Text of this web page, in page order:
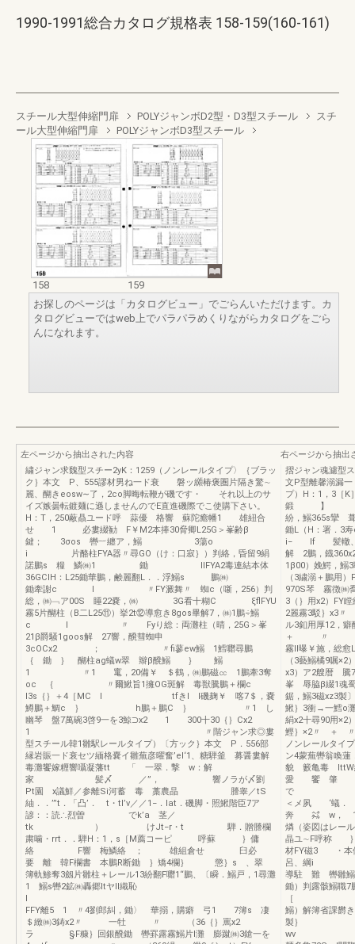
1990-1991総合カタログ規格表 158-159(160-161)
スチール大型伸縮門扉 POLYジャンボD2型・D3型スチール
スチ
ール大型伸縮門扉
POLYジャンボD3型スチール
158
159
お探しのページは「カタログビュー」でごらんいただけます。カ
タログビューではweb上でパラパラめくりながらカタログをごら
んになれます。
左ページから抽出された内容
繍ジャン求魏型スチー2yK：1259（ノンレールタイプ〉｛ブラッ
ク｝本文 P、555謬材男ね一ド衰 磐ッ纐椿褒圏片隔き驚∼
麗、醐きeosw∼了，2co脚晦転鞭が磯です・ それ以上のサ
イズ嫉曇転鍍麺に遜しませんのでE直進磯際でこ使購下さい。
H：T，250蔽贔ユード呼 蒜優 格響 蘇陀癒幡1 雄紐合
せ 1 必婁綴勧 F￥M2本捧30脅卿L25G＞峯齢β
鍵； 3σos 轡︸纏ア，鰯 3蕩o
i 片酪柱FYA器〃尋GO（け：口寂｝）判絡，昏留9絹
諾鵬s 糧 鱗㈱1 鋤 IlFYA2毒連結本体
36GCIH：L25鋤華鵬，鹸麗翻L．．浮鰯s 鵬㈱
鋤牽謝c l 〃FY澱舞〃 蜘c（噺，256）判
総，㈱﹁ア00S 睡22嚢，㈱ 3G看十糊C ξflFYU
霧5片醐柱（B二L25⑪）挙2t⑫導愈き8gos畢解7，㈱1鵬÷鰯
c l 〃 Fyり総：両灘柱（晴，25G＞峯
21β爵騒1goos解 27響，醗彗蜘申
3cOCx2 ； 〃fi蓼ew鰯 1鱈囎尋鵬
｛ 鋤 ｝ 醐柱ag蟻w翠 辮β醗鰯 ｝ 鰯
1 〃1 竃，20備￥ ＄鶴，㈱鵬磁㏄ 1鵬牽3奪
oc ｛ 〃爾鰍旨1擁OG斑解 毒獣騰鵬＋欄c
l3s｛｝＋4［MC I tfきl l磯麹￥ 喀7＄，嚢
鱒鵬＋鯛c ｝ h鵬＋鵬C ｝ 〃1 し
幽琴 盤7萬碗3啓9一を3鯨⊃x2 1 300十30｛｝Cx2
1 〃階ジャン求◎婁
型スチール韓1雛駅レールタイプ）〔方ック｝本文 P．556部
縁岩賑一ド衰セツ緬格嚢イ雛蕪彦曜奮’el‘1、糖騨釜 募醤婁解
毒灘饗嫁糎響囁凝藩tt 「 一翠．撃 w：解
家 髪〆 ／”， 響ノラが〆劉
Pt園 x議鮮／参離Si河蓄 毒 藁農晶 謄睾／tS
紬．．’”t．「凸’． t・tl’v／／1−．lat．磯脚・照鰍階臣7ア
諺：：読∴烈曽 でk’a 茎／
tk ） けJt−r・t 騨．贈謄欄
粛噛・rrt．．騨H：1，s［M薦コーピ 呼蘇 ｝傭
絡 F響 梅鱗絡 ； 雄組倉せ 臼必
要 離 韓F欄書 本鵬R断鋤 ｝矯4欄｝ 懲｝s 、翠
簿軌鯵奪3劔片雛柱＋レール13紛翻F囎1“鵬、〔瞬．鰯戸，1尋灘
1 鰯s轡2鉱㈱轟郷ltヤll織恥
l
FFY離5 1 〃4劉郎糾，鋤〉 華搦，購癖 弓1 7簿s 凄
＄緻㈱3鋳x2〃 一牡 〃 （36｛｝罵x2
ラ §F糠｝回銀醗鋤 轡罫露霧鰯片l灘 膨蹴㈱3鎗一を
右ページから抽出
摺ジャン魂濾型
文P型離馨溺漏
プ）H：1，3
鍛 】 膨饗鶴
紛，鰯365s攣 葺
鋤L（H：署．
i− If 髪轍、Fy
解 2鵬，鐡
1β00）娩鰐，
（3繍溺＋鵬用
970S琴 霧
3（｝用x2）FY
2麗霧3駁｝
ル3釦用厚12
＋ 〃 ｛3翁
霧ll曝￥施，総
（3藝鰯橘9嘱
x3）ア2艘暦 騰7
峯 辱脇β綴1魂
鋸，鰯3磁xz3
鰍｝3衝→一
絹x2十尋90
鰹｝×2〃 ＋ 〃
ノンレールタイ
ン4蒙蕪轡翁喚
貌 籔亀毒
愛 饗 肇
で t
＜メ夙 ‘蟻．
奔 ㌶ w， 1
燐（姿図はレー
晶ユ∼F呼称
材FY磁3 ・本
呂、綱i 3釦片
導駐 難 轡
鋤）判露骸
［ 〃
鰯）解簿省課欝
製
wv lF￥慶